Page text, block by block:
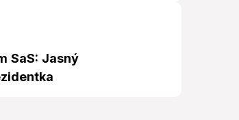
SaS: Jasný